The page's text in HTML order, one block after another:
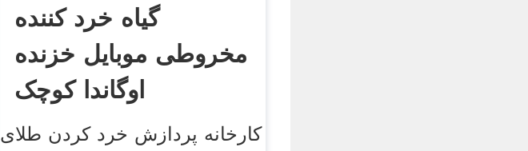
گیاه خرد کننده
مخروطی موبایل خزنده
اوگاندا کوچک
کارخانه پردازش خرد کردن طلای